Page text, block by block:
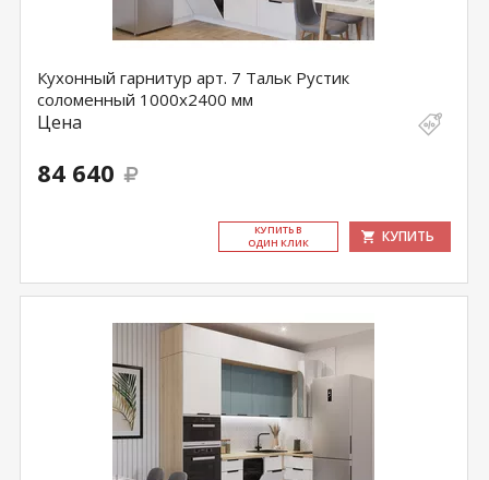
Кухонный гарнитур арт. 7 Тальк Рустик
соломенный 1000х2400 мм
Цена
84 640
КУ­ПИТЬ В
ОДИН КЛИК
КУПИТЬ